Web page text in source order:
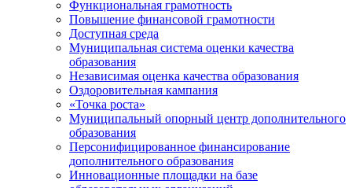
Функциональная грамотность
Повышение финансовой грамотности
Доступная среда
Муниципальная система оценки качества
образования
Независимая оценка качества образования
Оздоровительная кампания
«Точка роста»
Муниципальный опорный центр дополнительного
образования
Персонифицированное финансирование
дополнительного образования
Инновационные площадки на базе